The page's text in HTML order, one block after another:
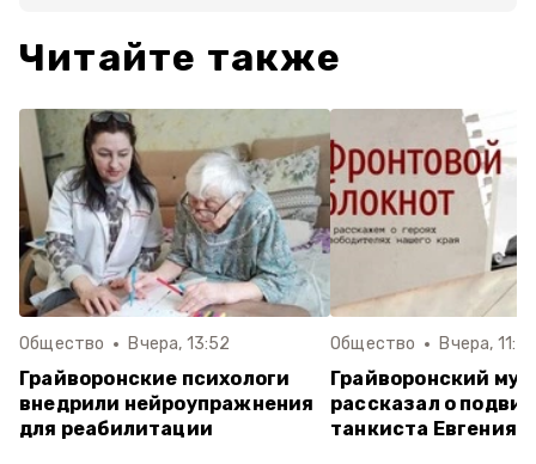
Читайте также
Общество Вчера, 13:52
Грайворонские психологи
внедрили нейроупражнения
для реабилитации
Общество Вчера,
Грайворонский
рассказал о
танкиста Евгения